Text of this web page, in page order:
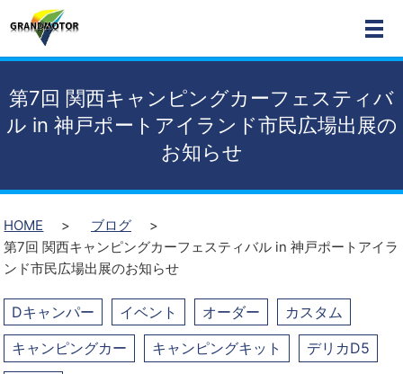
第7回 関西キャンピングカーフェスティバ
ル in 神戸ポートアイランド市民広場出展の
お知らせ
HOME
ブログ
第7回 関西キャンピングカーフェスティバル in 神戸ポートアイラ
ンド市民広場出展のお知らせ
Dキャンパー イベント オーダー カスタム
キャンピングカー キャンピングキット デリカD5